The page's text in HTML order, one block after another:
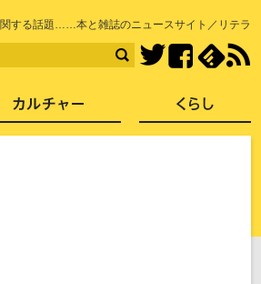
する話題……本と雑誌のニュースサイト／リテラ
TwitterFacebook
社会